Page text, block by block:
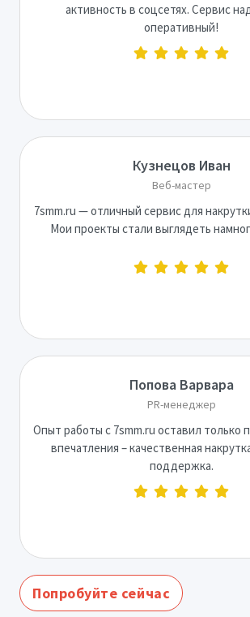
активность в соцсетях. Сервис
оперативный!
Кузнецов Иван
Веб-мастер
7smm.ru — отличный сервис для
Мои проекты стали выглядеть
Попова Варвара
PR-менеджер
Опыт работы с 7smm.ru оставил только
впечатления – качественная
поддержка.
Попробуйте сейчас